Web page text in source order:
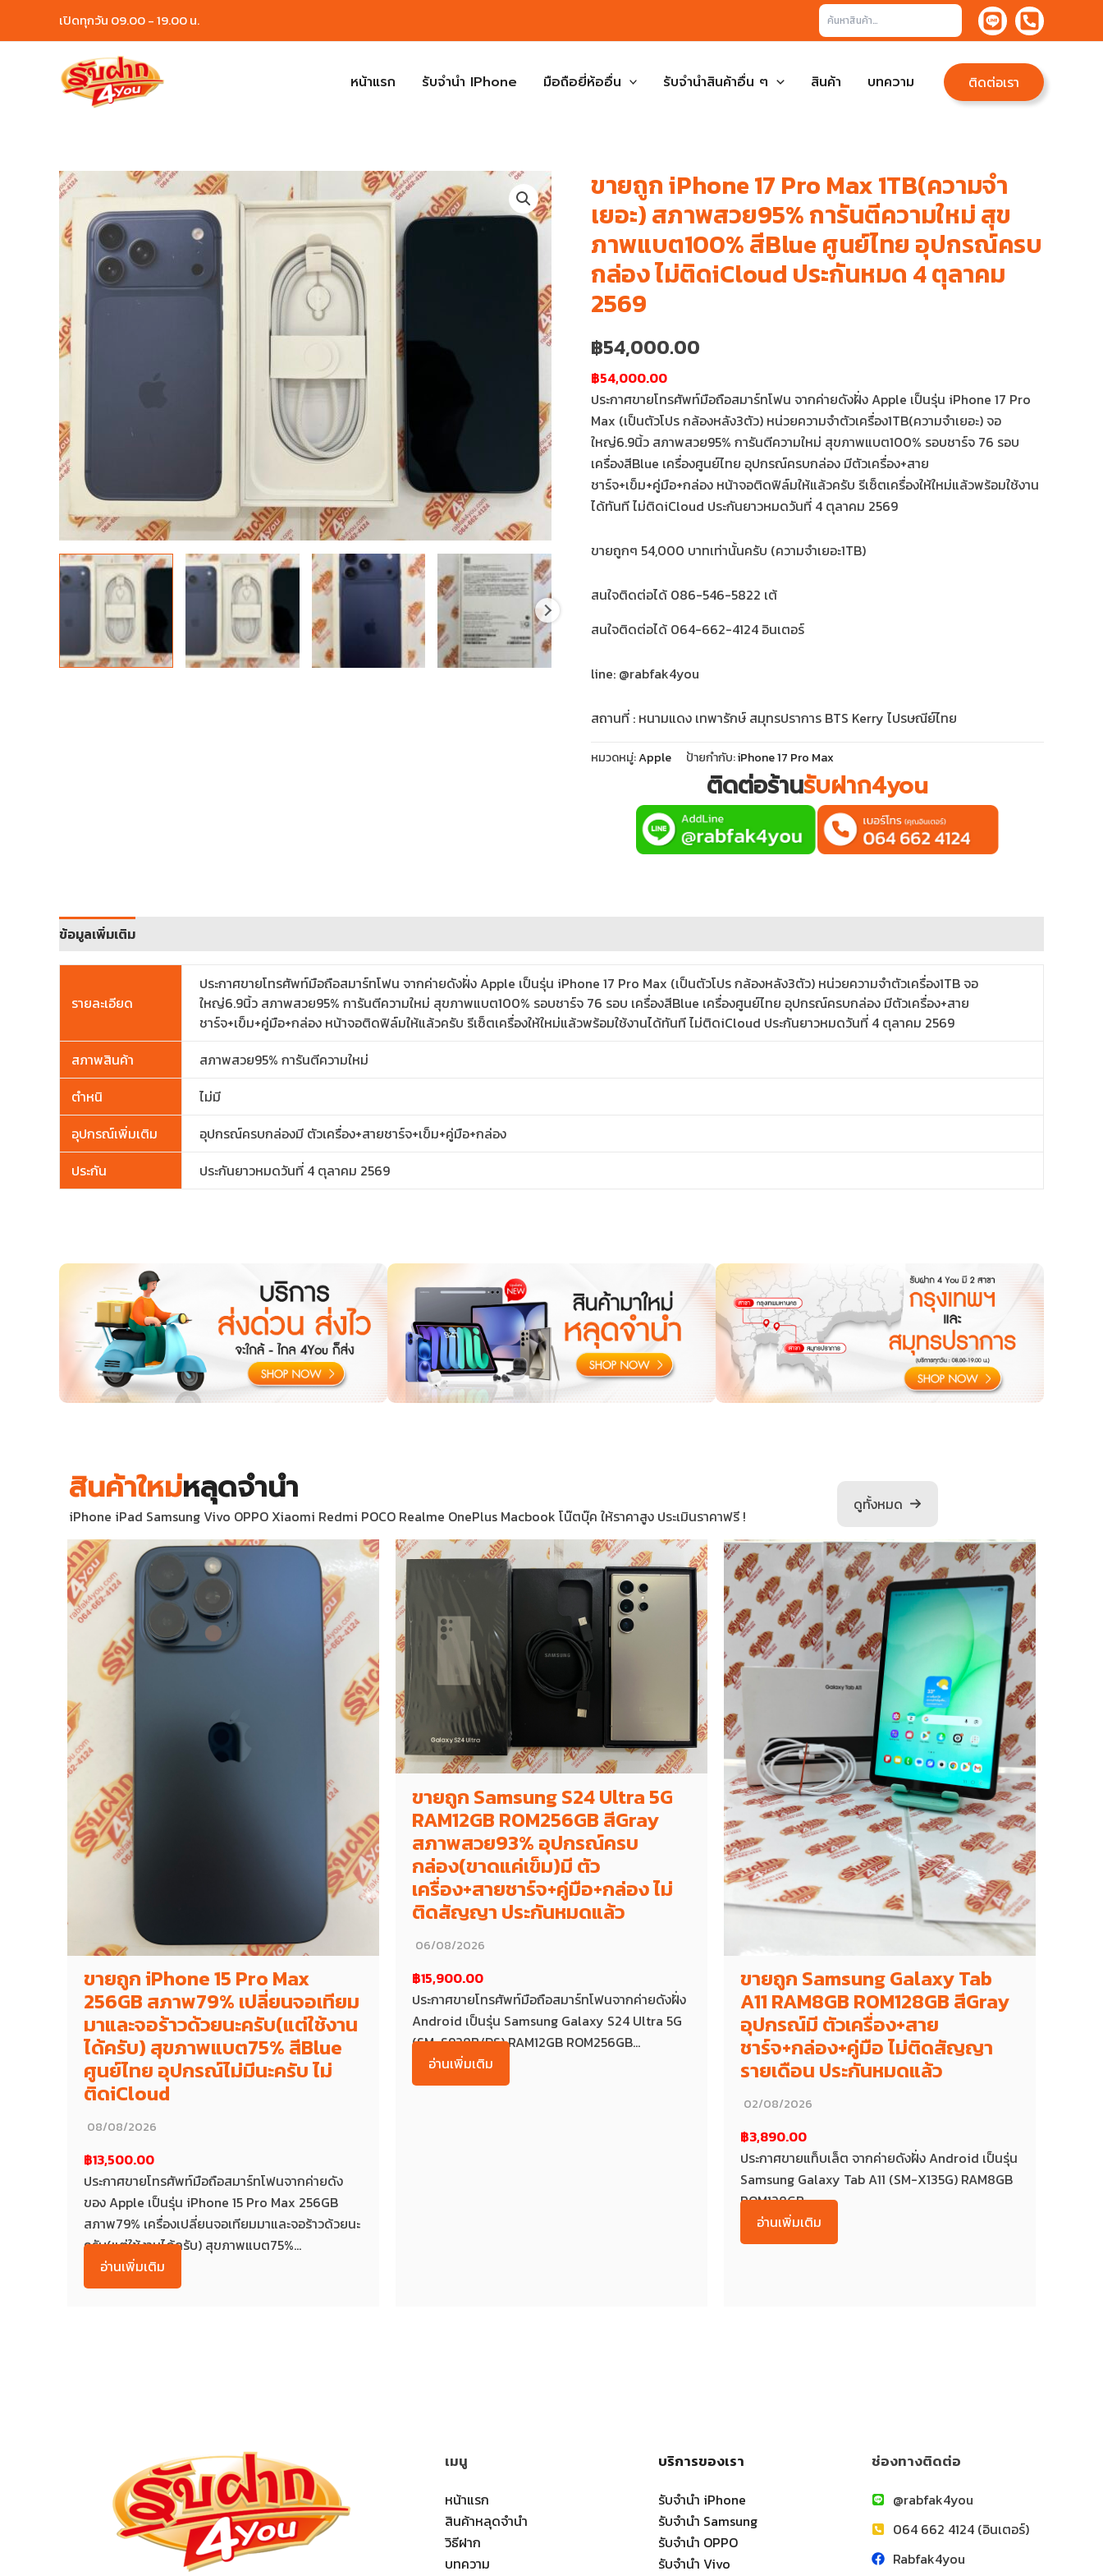
เปิดทุกวัน 09.00 - 19.00 น. ค้นหา
หน้าแรก รับจำนำ IPhone มือถือยี่ห้ออื่น รับจำนำสินค้าอื่น ๆ สินค้า บทความ ติดต่อเรา
ขายถูก iPhone 17 Pro Max 1TB(ความจำ
เยอะ) สภาพสวย95% การันตีความใหม่ สุข
ภาพแบต100% สีBlue ศูนย์ไทย อุปกรณ์ครบ
กล่อง ไม่ติดiCloud ประกันหมด 4 ตุลาคม
2569
฿54,000.00
฿54,000.00
ประกาศขายโทรศัพท์มือถือสมาร์ทโฟน จากค่ายดังฝั่ง Apple เป็นรุ่น iPhone 17 Pro
Max (เป็นตัวโปร กล้องหลัง3ตัว) หน่วยความจำตัวเครื่อง1TB(ความจำเยอะ) จอ
ใหญ่6.9นิ้ว สภาพสวย95% การันตีความใหม่ สุขภาพแบต100% รอบชาร์จ 76 รอบ
เครื่องสีBlue เครื่องศูนย์ไทย อุปกรณ์ครบกล่อง มีตัวเครื่อง+สาย
ชาร์จ+เข็ม+คู่มือ+กล่อง หน้าจอติดฟิล์มให้แล้วครับ รีเซ็ตเครื่องให้ใหม่แล้วพร้อมใช้งาน
ได้ทันที ไม่ติดiCloud ประกันยาวหมดวันที่ 4 ตุลาคม 2569
ขายถูกๆ 54,000 บาทเท่านั้นครับ (ความจำเยอะ1TB)
สนใจติดต่อได้ 086-546-5822 เต้
สนใจติดต่อได้ 064-662-4124 อินเตอร์
line: @rabfak4you
สถานที่ : หนามแดง เทพารักษ์ สมุทรปราการ BTS Kerry ไปรษณีย์ไทย
หมวดหมู่:Apple ป้ายกำกับ:iPhone 17 Pro Max
ติดต่อร้านรับฝาก4you
ข้อมูลเพิ่มเติม
รายละเอียด
ประกาศขายโทรศัพท์มือถือสมาร์ทโฟน จากค่ายดังฝั่ง Apple เป็นรุ่น iPhone 17 Pro Max (เป็นตัวโปร กล้องหลัง3ตัว) หน่วยความจำตัวเครื่อง1TB จอ
ใหญ่6.9นิ้ว สภาพสวย95% การันตีความใหม่ สุขภาพแบต100% รอบชาร์จ 76 รอบ เครื่องสีBlue เครื่องศูนย์ไทย อุปกรณ์ครบกล่อง มีตัวเครื่อง+สาย
ชาร์จ+เข็ม+คู่มือ+กล่อง หน้าจอติดฟิล์มให้แล้วครับ รีเซ็ตเครื่องให้ใหม่แล้วพร้อมใช้งานได้ทันที ไม่ติดiCloud ประกันยาวหมดวันที่ 4 ตุลาคม 2569
สภาพสินค้า
สภาพสวย95% การันตีความใหม่
ตำหนิ
ไม่มี
อุปกรณ์เพิ่มเติม
อุปกรณ์ครบกล่องมี ตัวเครื่อง+สายชาร์จ+เข็ม+คู่มือ+กล่อง
ประกัน
ประกันยาวหมดวันที่ 4 ตุลาคม 2569
สินค้าใหม่หลุดจำนำ
iPhone iPad Samsung Vivo OPPO Xiaomi Redmi POCO Realme OnePlus Macbook โน๊ตบุ๊ค ให้ราคาสูง ประเมินราคาฟรี !
ดูทั้งหมด
ขายถูก iPhone 15 Pro Max
256GB สภาพ79% เปลี่ยนจอเทียม
มาและจอร้าวด้วยนะครับ(แต่ใช้งาน
ได้ครับ) สุขภาพแบต75% สีBlue
ศูนย์ไทย อุปกรณ์ไม่มีนะครับ ไม่
ติดiCloud
08/08/2026
฿13,500.00
ประกาศขายโทรศัพท์มือถือสมาร์ทโฟนจากค่ายดัง
ของ Apple เป็นรุ่น iPhone 15 Pro Max 256GB
สภาพ79% เครื่องเปลี่ยนจอเทียมมาและจอร้าวด้วยนะ
ครับ(แต่ใช้งานได้ครับ) สุขภาพแบต75%...
อ่านเพิ่มเติม
ขายถูก Samsung S24 Ultra 5G
RAM12GB ROM256GB สีGray
สภาพสวย93% อุปกรณ์ครบ
กล่อง(ขาดแค่เข็ม)มี ตัว
เครื่อง+สายชาร์จ+คู่มือ+กล่อง ไม่
ติดสัญญา ประกันหมดแล้ว
06/08/2026
฿15,900.00
ประกาศขายโทรศัพท์มือถือสมาร์ทโฟนจากค่ายดังฝั่ง
Android เป็นรุ่น Samsung Galaxy S24 Ultra 5G
(SM-S928B/DS) RAM12GB ROM256GB...
อ่านเพิ่มเติม
ขายถูก Samsung Galaxy Tab
A11 RAM8GB ROM128GB สีGray
อุปกรณ์มี ตัวเครื่อง+สาย
ชาร์จ+กล่อง+คู่มือ ไม่ติดสัญญา
รายเดือน ประกันหมดแล้ว
02/08/2026
฿3,890.00
ประกาศขายแท็บเล็ต จากค่ายดังฝั่ง Android เป็นรุ่น
Samsung Galaxy Tab A11 (SM-X135G) RAM8GB
ROM128GB...
อ่านเพิ่มเติม
เมนู
หน้าแรก
สินค้าหลุดจำนำ
วิธีฝาก
บทความ
บริการของเรา
รับจำนำ iPhone
รับจำนำ Samsung
รับจำนำ OPPO
รับจำนำ Vivo
ช่องทางติดต่อ
@rabfak4you
064 662 4124 (อินเตอร์)
Rabfak4you